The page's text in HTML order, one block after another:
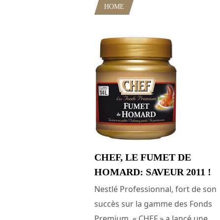
HOME
CHEF, LE FUMET DE
HOMARD: SAVEUR 2011 !
Nestlé Professionnal, fort de son
succès sur la gamme des Fonds